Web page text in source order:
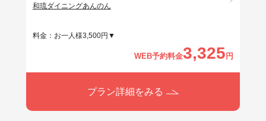
和琉ダイニングあんのん
料金：お一人様3,500円▼
WEB予約料金3,325円
プラン詳細をみる